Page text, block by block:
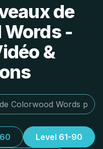
de
-
&
Level 61-90